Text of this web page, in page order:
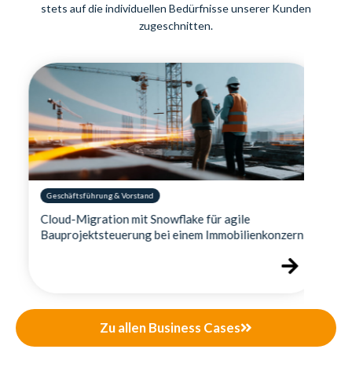
stets auf die individuellen Bedürfnisse unserer Kunden
zugeschnitten.
Geschäftsführung & Vorstand
Cloud-Migration mit Snowflake für agile
Bauprojektsteuerung bei einem Immobilienkonzern
Zu allen Business Cases